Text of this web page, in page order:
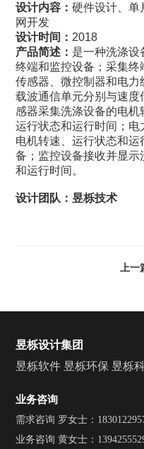
设计内容：硬件设计、单
网开发
设计时间： 2018
产品简述： 是一种洗涤设
终端和监控设备；采集终
传感器、微控制器和电
载波通信单元分别与速
感器采集洗涤设备的电机
运行状态和运行时间；
电机转速、运行状态和
备；监控设备接收并显
和运行时间。
设计团队：昱栎技术
上一
昱栎设计集团
昱栎软件 昱栎环保 昱栎
业务咨询
需求咨询 罗女士：
业务咨询 黄女士：